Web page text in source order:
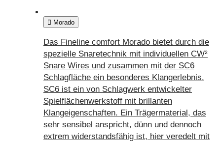
Morado
Das Fineline comfort Morado bietet durch die
spezielle Snaretechnik mit individuellen CW²
Snare Wires und zusammen mit der SC6
Schlagfläche ein besonderes Klangerlebnis.
SC6 ist ein von Schlagwerk entwickelter
Spielflächenwerkstoff mit brillanten
Klangeigenschaften. Ein Trägermaterial, das
sehr sensibel anspricht, dünn und dennoch
extrem widerstandsfähig ist, hier veredelt mit